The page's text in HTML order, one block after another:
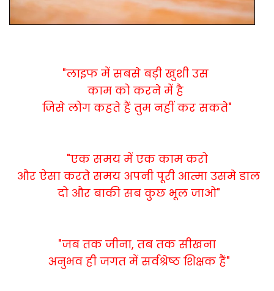
"लाइफ में सबसे बड़ी खुशी उस
काम को करने में है
जिसे लोग कहते हैं तुम नहीं कर सकते"
"एक समय में एक काम करो
और ऐसा करते समय अपनी पूरी आत्मा उसमे डाल
दो और बाकी सब कुछ भूल जाओ"
"जब तक जीना, तब तक सीखना
अनुभव ही जगत में सर्वश्रेष्ठ शिक्षक हैं"